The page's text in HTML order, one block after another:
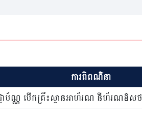
ការពិពណ៌នា
ញាប័ណ្ណ បើកគ្រឹះស្ថានអាហ័រណ នីហ័រណឱសថ